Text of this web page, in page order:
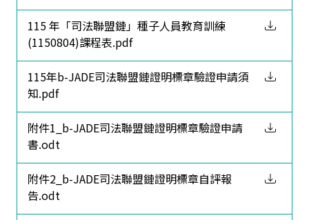
115 年「司法聯盟鏈」種子人員教育訓練
(1150804)課程表.pdf
115年b-JADE司法聯盟鏈證明標章驗證申請須
知.pdf
附件1_b-JADE司法聯盟鏈證明標章驗證申請
書.odt
附件2_b-JADE司法聯盟鏈證明標章自評報
告.odt